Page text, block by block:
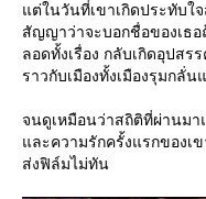
ต่ในวันที่เขาเกิดประทับใ
สัญญาว่าจะบอกชื่อของเธอ
ลอดทั้งเรื่อง กลับเกิดอุปส
ราวกับเมืองทั้งเมืองรุมกลั่น
จนดูเหมือนว่าสถิติที่ผ่านม
ละความรักครั้งแรกของเข
ส่งฟิล์มไม่ทัน